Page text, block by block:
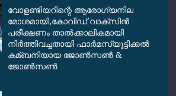
k
വോളണ്ടിയറിന്റെ ആരോഗ്യനില
മോശമായി,കോവിഡ് വാക്സിൻ
പരീക്ഷണം താല്‍ക്കാലികമായി
നിര്‍ത്തിവച്ചതായി ഫാര്‍മസ്യൂട്ടിക്കല്‍
കമ്ബനിയായ ജോണ്‍സണ്‍ &
ജോണ്‍സണ്‍